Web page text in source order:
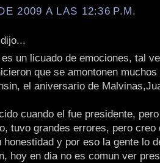
2009 A LAS 12:36 P.M.
dijo...
un licuado de emociones, tal
que se amontonen
el aniversario de
cuando el fue presidente,
tuvo grandes errores, pero creo
honestidad y por eso la gente lo
hoy en dia no es comun ver